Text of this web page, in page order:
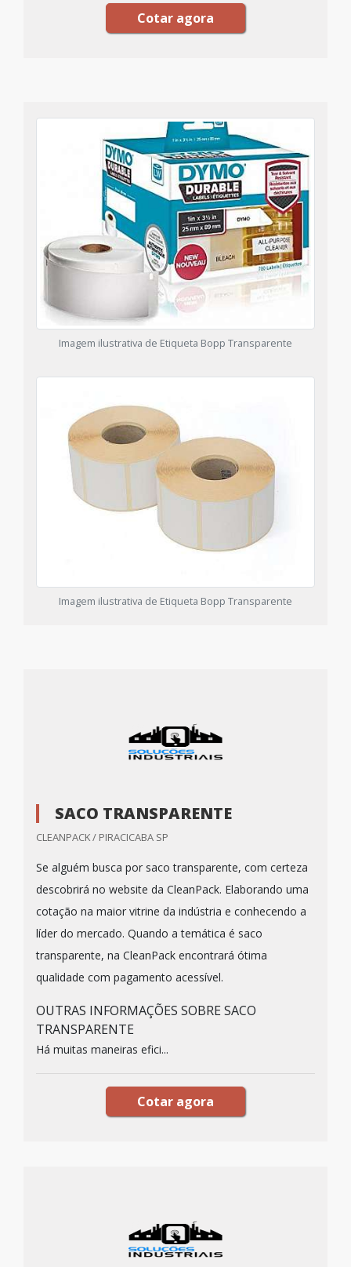
Cotar agora
Imagem ilustrativa de Etiqueta Bopp Transparente
Imagem ilustrativa de Etiqueta Bopp Transparente
SACO TRANSPARENTE
CLEANPACK / PIRACICABA SP
Se alguém busca por saco transparente, com certeza
descobrirá no website da CleanPack. Elaborando uma
cotação na maior vitrine da indústria e conhecendo a
líder do mercado. Quando a temática é saco
transparente, na CleanPack encontrará ótima
qualidade com pagamento acessível.
OUTRAS INFORMAÇÕES SOBRE SACO
TRANSPARENTE
Há muitas maneiras efici...
Cotar agora